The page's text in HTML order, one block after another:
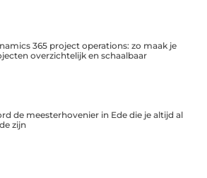
365 project operations: zo maak je
overzichtelijk en schaalbaar
de meesterhovenier in Ede die je altijd al
zijn